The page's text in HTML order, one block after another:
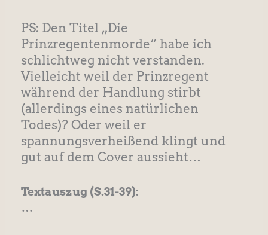
PS: Den Titel „Die
Prinzregentenmorde“ habe ich
schlichtweg nicht verstanden.
Vielleicht weil der Prinzregent
während der Handlung stirbt
(allerdings eines natürlichen
Todes)? Oder weil er
spannungsverheißend klingt und
gut auf dem Cover aussieht…
Textauszug (S.31-39):
…